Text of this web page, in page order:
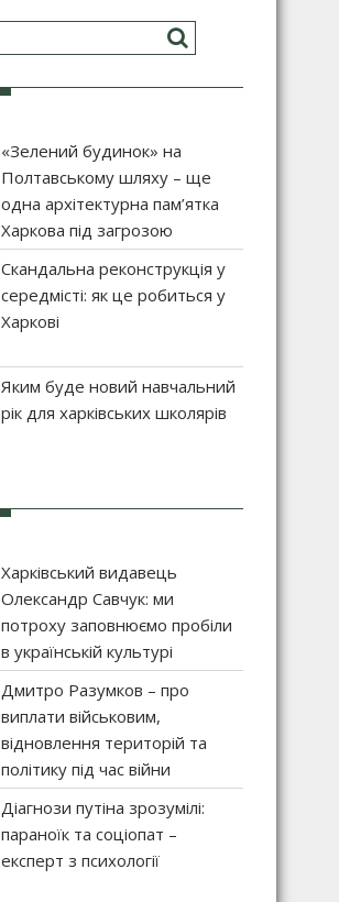
«Зелений будинок» на
Полтавському шляху – ще
одна архітектурна пам’ятка
Харкова під загрозою
Скандальна реконструкція у
середмісті: як це робиться у
Харкові
Яким буде новий навчальний
рік для харківських школярів
Харківський видавець
Олександр Савчук: ми
потроху заповнюємо пробіли
в українській культурі
Дмитро Разумков – про
виплати військовим,
відновлення територій та
політику під час війни
Діагнози путіна зрозумілі:
параноїк та соціопат –
експерт з психології